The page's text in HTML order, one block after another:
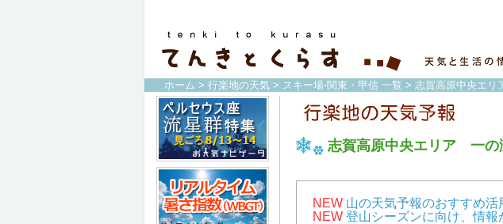
ホーム > 行楽地の天気 > スキー場-関東・甲信 一覧 > 志賀高原中央エ
志賀高原中央エリア 一の
NEW 山の天気予報のおすすめ活
NEW 登山シーズンに向け、情報